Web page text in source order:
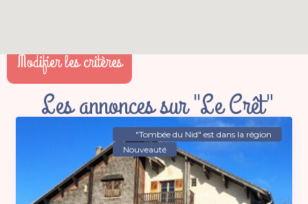
Modifier les critères
Les annonces sur "Le Crêt"
"Tombée du Nid" est dans la région
Nouveauté